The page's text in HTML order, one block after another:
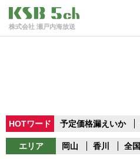
株式会社 瀬戸内海放送
HOTワード 予定価格漏えいか
エリア 岡山 香川 全国